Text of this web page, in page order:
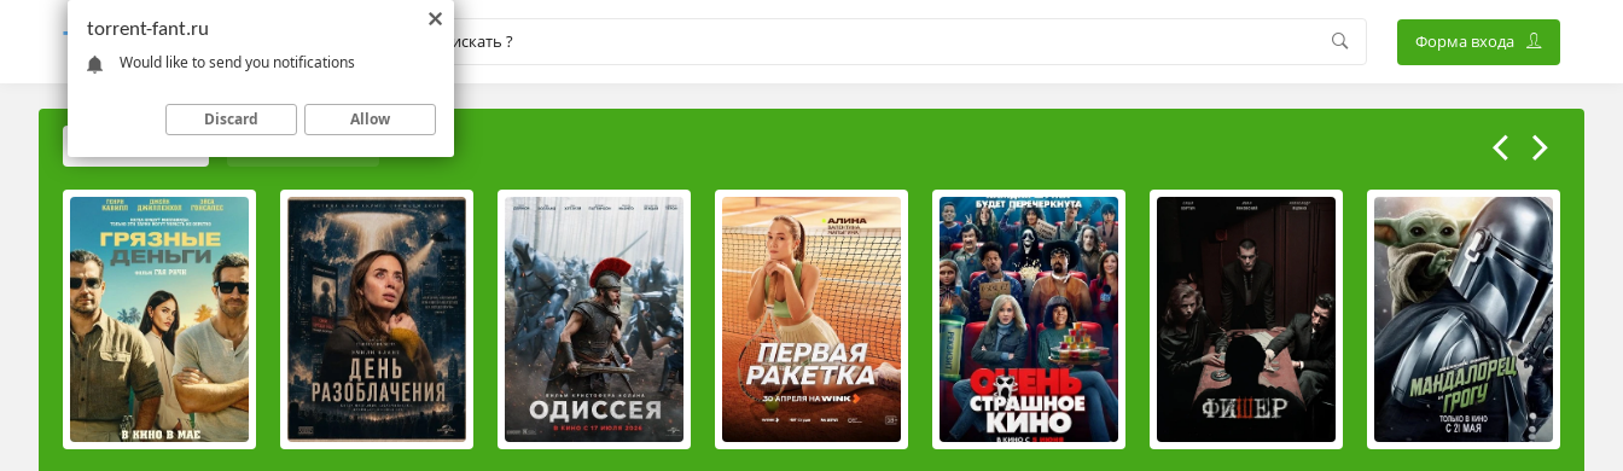
TORRENT-FANT.RU Форма входа
torrent-fant.ru
Would like to send you notifications
Discard Allow